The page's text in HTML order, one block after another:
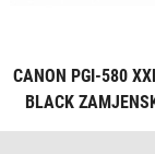
CANON PGI-580
BLACK